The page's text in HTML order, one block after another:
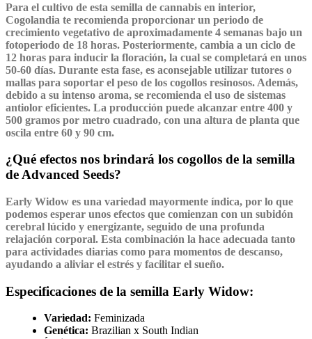
Para el cultivo de esta semilla de cannabis en interior,
Cogolandia te recomienda proporcionar un periodo de
crecimiento vegetativo de aproximadamente 4 semanas bajo un
fotoperiodo de 18 horas. Posteriormente, cambia a un ciclo de
12 horas para inducir la floración, la cual se completará en unos
50-60 días. Durante esta fase, es aconsejable utilizar tutores o
mallas para soportar el peso de los cogollos resinosos. Además,
debido a su intenso aroma, se recomienda el uso de sistemas
antiolor eficientes. La producción puede alcanzar entre 400 y
500 gramos por metro cuadrado, con una altura de planta que
oscila entre 60 y 90 cm.
¿Qué efectos nos brindará los cogollos de la semilla
de Advanced Seeds?
Early Widow es una variedad mayormente índica, por lo que
podemos esperar unos efectos que comienzan con un subidón
cerebral lúcido y energizante, seguido de una profunda
relajación corporal. Esta combinación la hace adecuada tanto
para actividades diarias como para momentos de descanso,
ayudando a aliviar el estrés y facilitar el sueño.
Especificaciones de la semilla Early Widow:
Variedad: Feminizada
Genética: Brazilian x South Indian